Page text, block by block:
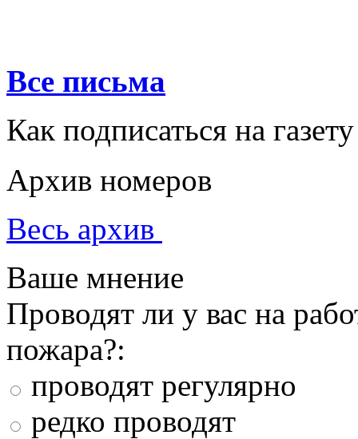
Все письма
Как подписаться на газету
Архив номеров
Весь архив
Ваше мнение
Проводят ли у вас на
пожара?:
проводят регулярно
редко проводят